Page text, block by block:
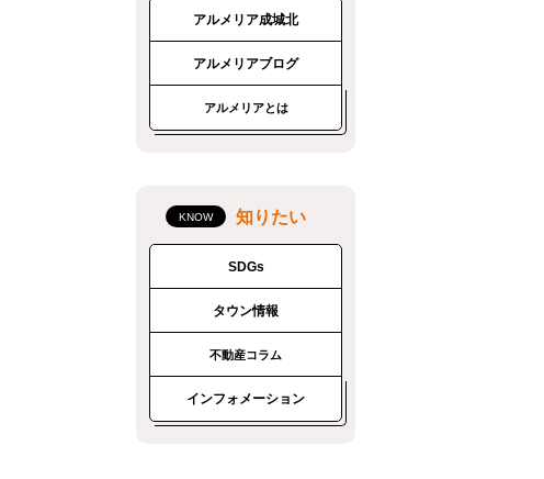
アルメリア成城北
アルメリアブログ
アルメリアとは
知りたい
SDGs
タウン情報
不動産コラム
インフォメーション